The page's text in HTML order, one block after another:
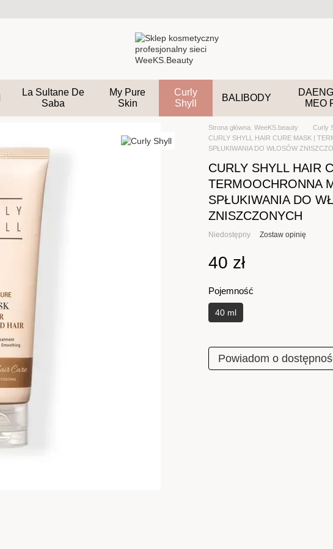
La Sultane De
Saba
My Pure
Skin
Curly
Shyll
BALIBODY
MEO
Strona główna. WeeKS.beauty
Curly
CURLY SHYLL HAIR CURE MASK |
SPŁUKIWANIA DO WŁOSÓW
CURLY SHYLL HAIR
TERMOOCHRONNA
SPŁUKIWANIA DO
ZNISZCZONYCH
Niedostępny Zostaw opinię
40 zł
Pojemność
40 ml
Powiadom o